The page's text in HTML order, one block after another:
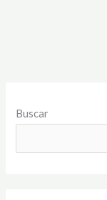
Buscar